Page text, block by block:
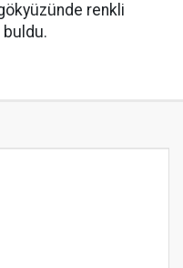
renkli